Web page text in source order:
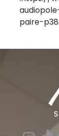
paire-